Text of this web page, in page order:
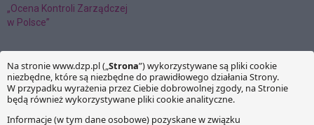
„Ocena Kontroli Zarządczej
w Polsce”
Krzysztof Krak
dr Anna Partyka-Opiela